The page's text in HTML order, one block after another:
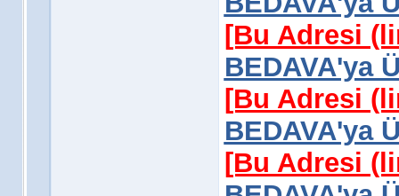
[Bu Adresi
BEDAVA'ya
[Bu Adresi
BEDAVA'ya
[Bu Adresi